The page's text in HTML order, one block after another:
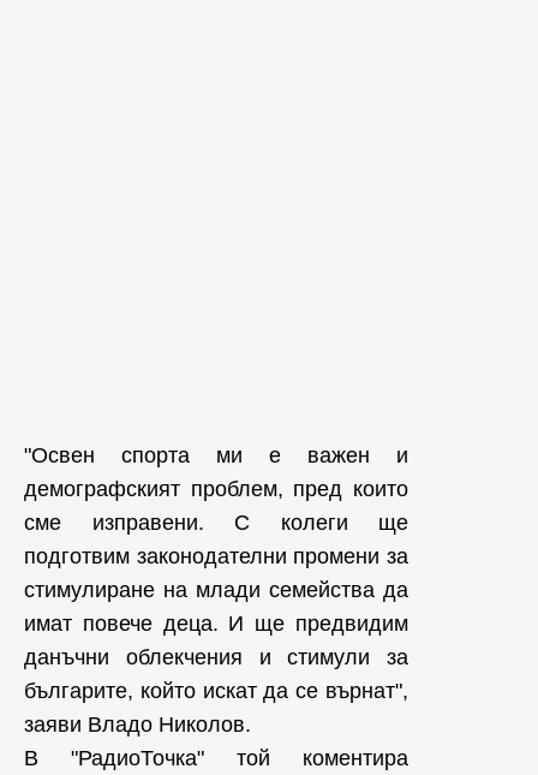
"Освен спорта ми е важен и
демографският проблем, пред които
сме изправени. С колеги ще
подготвим законодателни промени за
стимулиране на млади семейства да
имат повече деца. И ще предвидим
данъчни облекчения и стимули за
българите, който искат да се върнат",
заяви Владо Николов.
В "РадиоТочка" той коментира